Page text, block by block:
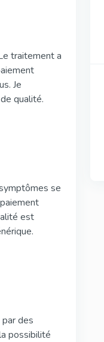
traitement a
Je
qualité.
se
est
des
possibilité